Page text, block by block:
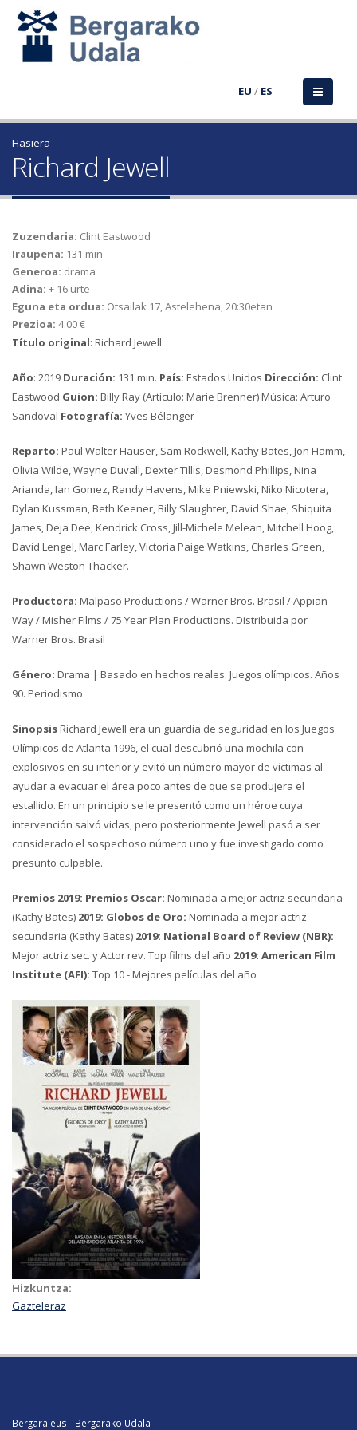
EU / ES
Hasiera
Richard Jewell
Zuzendaria: Clint Eastwood
Iraupena: 131 min
Generoa: drama
Adina: + 16 urte
Eguna eta ordua: Otsailak 17, Astelehena, 20:30etan
Prezioa: 4.00 €
Título original: Richard Jewell
Año: 2019 Duración: 131 min. País: Estados Unidos Dirección: Clint
Eastwood Guion: Billy Ray (Artículo: Marie Brenner) Música: Arturo
Sandoval Fotografía: Yves Bélanger
Reparto: Paul Walter Hauser, Sam Rockwell, Kathy Bates, Jon Hamm,
Olivia Wilde, Wayne Duvall, Dexter Tillis, Desmond Phillips, Nina
Arianda, Ian Gomez, Randy Havens, Mike Pniewski, Niko Nicotera,
Dylan Kussman, Beth Keener, Billy Slaughter, David Shae, Shiquita
James, Deja Dee, Kendrick Cross, Jill-Michele Melean, Mitchell Hoog,
David Lengel, Marc Farley, Victoria Paige Watkins, Charles Green,
Shawn Weston Thacker.
Productora: Malpaso Productions / Warner Bros. Brasil / Appian
Way / Misher Films / 75 Year Plan Productions. Distribuida por
Warner Bros. Brasil
Género: Drama | Basado en hechos reales. Juegos olímpicos. Años
90. Periodismo
SinopsisRichard Jewell era un guardia de seguridad en los Juegos
Olímpicos de Atlanta 1996, el cual descubrió una mochila con
explosivos en su interior y evitó un número mayor de víctimas al
ayudar a evacuar el área poco antes de que se produjera el
estallido. En un principio se le presentó como un héroe cuya
intervención salvó vidas, pero posteriormente Jewell pasó a ser
considerado el sospechoso número uno y fue investigado como
presunto culpable.
Premios 2019: Premios Oscar: Nominada a mejor actriz secundaria
(Kathy Bates) 2019: Globos de Oro: Nominada a mejor actriz
secundaria (Kathy Bates) 2019: National Board of Review (NBR):
Mejor actriz sec. y Actor rev. Top films del año 2019: American Film
Institute (AFI): Top 10 - Mejores películas del año
Hizkuntza:
Gazteleraz
Bergara.eus - Bergarako Udala